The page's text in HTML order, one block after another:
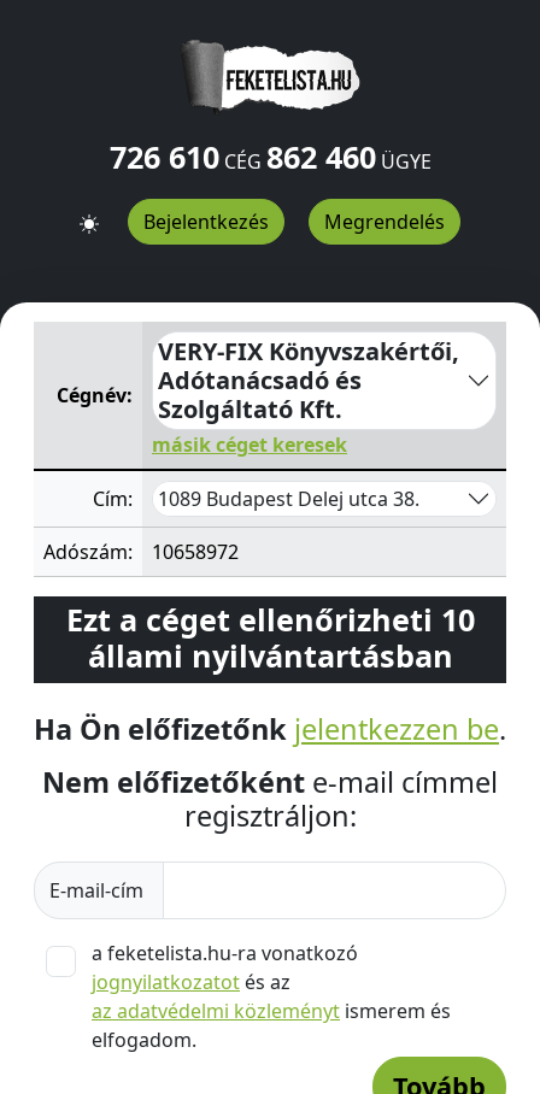
726 610CÉG 862 460ÜGYE
Bejelentkezés Megrendelés
VERY-FIX Könyvszakértői, Adótanácsadó és Szolgáltató
Cégnév:
VERY-FIX Könyvszakértői,
Adótanácsadó és
Szolgáltató Kft.
másik céget keresek
Cím: 1089 Budapest Delej utca 38.
Adószám: 10658972
Ezt a céget ellenőrizheti 10
állami nyilvántartásban
Ha Ön előfizetőnk jelentkezzen be.
Nem előfizetőként e-mail címmel
regisztráljon:
E-mail-cím
a feketelista.hu-ra vonatkozó
jognyilatkozatot és az
az adatvédelmi közleményt ismerem és
elfogadom.
Tovább